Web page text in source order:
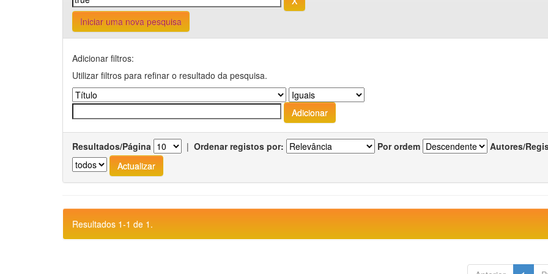
Iniciar uma nova pesquisa
Adicionar filtros:
Utilizar filtros para refinar o resultado da pesquisa.
Resultados/Página | Ordenar registos por: Por ordem Autores/
Resultados 1-1 de 1.